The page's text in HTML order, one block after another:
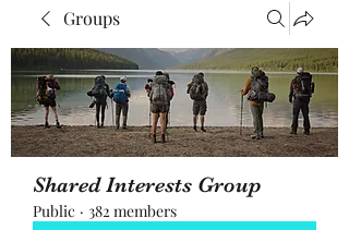
Groups
Shared Interests Group
Public · 382 members